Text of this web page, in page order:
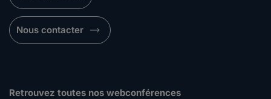
Nous contacter
Retrouvez toutes nos webconférences